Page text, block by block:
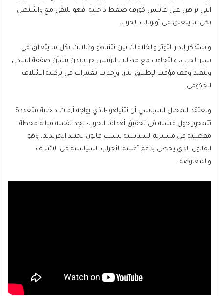
التي تراهن على غانتس كورقة ضغط داخلية، فهو يلتقي مع واشنطن
بكل ما يتعلق في أولويات الحرب.
واستذكر إلدار التوتر والخلافات بين نتنياهو وغالانت بكل ما يتعلق في
سير الحرب، والتجاوب مع مطالب الرئيس جو بايدن بشأن صفقة التبادل
وتنفيذ وقف مؤقت لإطلاق النار، وإحداث تغييرات في تركيبة الائتلاف
الحكومي.
ويعتقد المحلل السياسي أن نتنياهو -الذي يواجه أزمات داخلية متعددة
تتمحور حول فشله في تحقيق أهداف الحرب- يجد نفسه قبالة محطة
مفصلية في مسيرته السياسية بسبب قانون تجنيد الحريديم، وهو
القانون الذي يحظى بدعم أغلبية الأحزاب السياسية من الائتلاف
والمعارضة.